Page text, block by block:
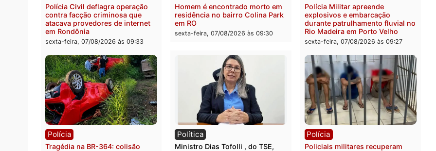
Polícia
Polícia Civil deflagra operação
contra facção criminosa que
atacava provedores de internet
em Rondônia
sexta-feira, 07/08/2026 às 09:33
Polícia
Homem é encontrado morto em
residência no bairro Colina Park
em RO
sexta-feira, 07/08/2026 às 09:30
Polícia
Polícia Militar apreende
explosivos e embarcação
durante patrulhamento
sexta-feira, 07/08/2026 às